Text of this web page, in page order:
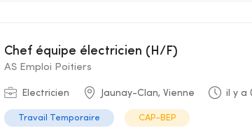
Chef équipe électricien (H/F)
AS Emploi Poitiers
Electricien Jaunay-Clan, Vienne il y a
Travail Temporaire CAP-BEP